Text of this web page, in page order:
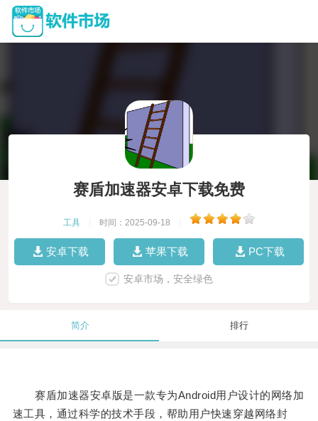
赛盾加速器安卓下载免费
工具 时间：2025-09-18
安卓下载 苹果下载 PC下载
安卓市场，安全绿色
简介 排行
赛盾加速器安卓版是一款专为Android用户设计的网络加
速工具，通过科学的技术手段，帮助用户快速穿越网络封